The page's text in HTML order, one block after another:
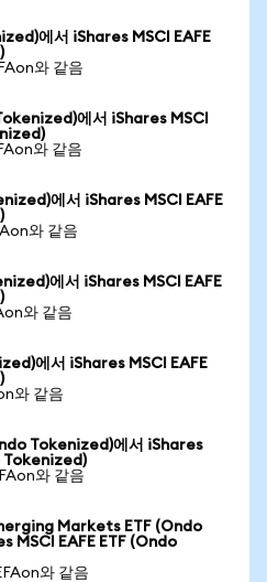
에서 iShares MSCI EAFE
와 같음
에서 iShares MSCI
와 같음
에서 iShares MSCI EAFE
와 같음
에서 iShares MSCI EAFE
와 같음
에서 iShares MSCI EAFE
와 같음
Tokenized)에서 iShares
Tokenized)
와 같음
Markets ETF (Ondo
MSCI EAFE ETF (Ondo
와 같음